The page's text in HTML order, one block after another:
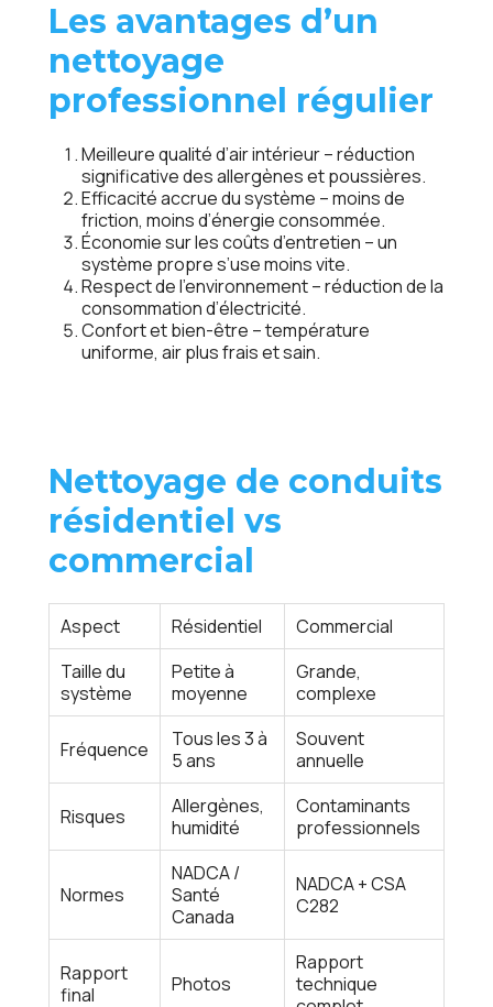
Les avantages d’un
nettoyage
professionnel régulier
Meilleure qualité d’air intérieur– réduction
significative des allergènes et poussières.
Efficacité accrue du système – moins de
friction, moins d’énergie consommée.
Économie sur les coûts d’entretien – un
système propre s’use moins vite.
Respect de l’environnement– réduction de la
consommation d’électricité.
Confort et bien-être – température
uniforme, air plus frais et sain.
Nettoyage de conduits
résidentiel vs
commercial
Aspect Résidentiel
Commercial
Taille du
système
Petite à
moyenne
Grande,
complexe
Fréquence
Tous les 3 à
5 ans
Souvent
annuelle
Risques
Allergènes,
humidité
Contaminants
professionnels
Normes
NADCA /
Santé
Canada
NADCA + CSA
C282
Rapport
final
Photos
Rapport
technique